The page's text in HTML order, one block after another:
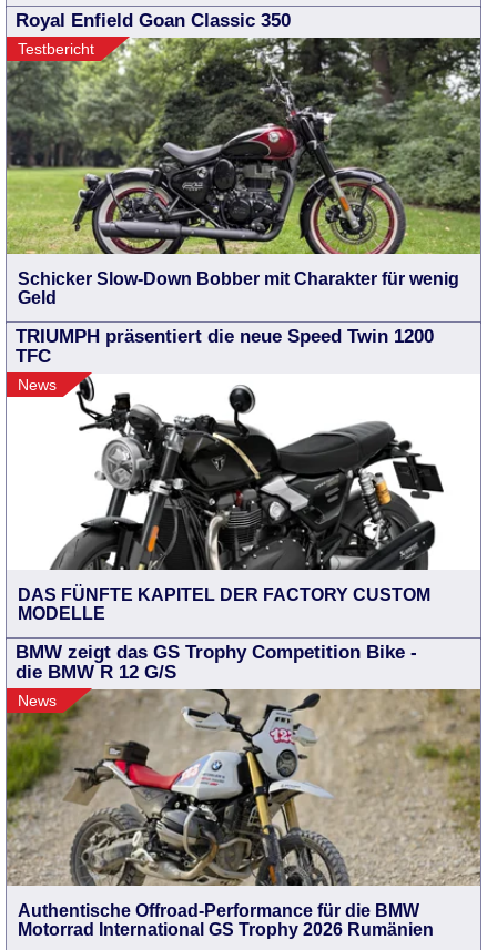
Royal Enfield Goan Classic 350
Testbericht
Schicker Slow-Down Bobber mit Charakter für wenig
Geld
TRIUMPH präsentiert die neue Speed Twin 1200
TFC
News
DAS FÜNFTE KAPITEL DER FACTORY CUSTOM
MODELLE
BMW zeigt das GS Trophy Competition Bike -
die BMW R 12 G/S
News
Authentische Offroad-Performance für die BMW
Motorrad International GS Trophy 2026 Rumänien